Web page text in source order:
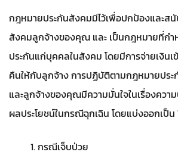
กฎหมายประกันสังคมมีไว้เพื่อปกป้องและส
สังคมลูกจ้างของคุณ และ เป็นกฎหมายที่กำ
ประกันแก่บุคคลในสังคม โดยมีการจ่ายเงิน
คืนให้กับลูกจ้าง การปฏิบัติตามกฎหมายปร
และลูกจ้างของคุณมีความมั่นใจในเรื่องควา
ผลประโยชน์ในกรณีฉุกเฉิน โดยแบ่งออกเป็
กรณีเจ็บป่วย